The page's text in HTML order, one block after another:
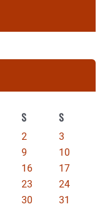
S S
2
3
9
10
16
17
23
24
30
31